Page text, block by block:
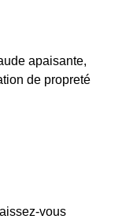
apaisante,
de propreté
vous